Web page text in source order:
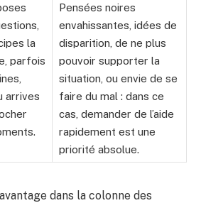
la
parfois
arrives
Pensées noires
envahissantes, idées de
disparition, de ne plus
pouvoir supporter la
situation, ou envie de se
faire du mal : dans ce
cas, demander de l’aide
rapidement est une
priorité absolue.
dans la colonne des